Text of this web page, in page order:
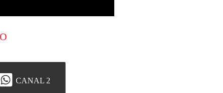
CANAL 2